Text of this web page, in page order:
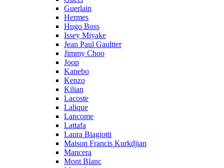
Guerlain
Hermes
Hugo Boss
Issey Miyake
Jean Paul Gaultter
Jimmy Choo
Joop
Kanebo
Kenzo
Kilian
Lacoste
Lalique
Lancome
Lattafa
Laura Biagiotti
Maison Francis Kurkdjian
Mancera
Mont Blanc